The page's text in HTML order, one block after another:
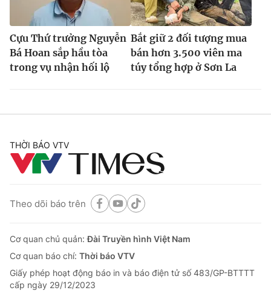
Cựu Thứ trưởng Nguyễn
Bá Hoan sắp hầu tòa
trong vụ nhận hối lộ
Bắt giữ 2 đối tượng mua
bán hơn 3.500 viên ma
túy tổng hợp ở Sơn La
THỜI BÁO VTV
Theo dõi báo trên
Cơ quan chủ quản:Đài Truyền hình Việt Nam
Cơ quan báo chí: Thời báo VTV
Giấy phép hoạt động báo in và báo điện tử số 483/GP-BTTTT
cấp ngày 29/12/2023